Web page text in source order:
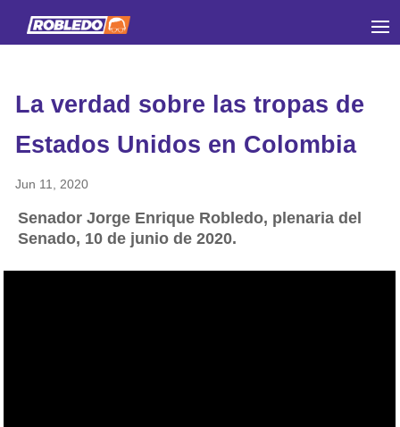
La verdad sobre las tropas de
Estados Unidos en Colombia
Jun 11, 2020
Senador Jorge Enrique Robledo, plenaria del
Senado, 10 de junio de 2020.